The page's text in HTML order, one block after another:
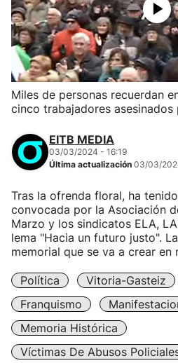
Miles de personas recuerdan
cinco trabajadores asesinados
EITB MEDIA
03/03/2024 - 16:19
Última actualización 03/03/
Tras la ofrenda floral, ha
convocada por la Asociación
Marzo y los sindicatos ELA,
lema "Hacia un futuro justo".
memorial que se va a crear en
Política Vitoria-Gasteiz
Franquismo
Memoria Histórica
Víctimas De Abusos